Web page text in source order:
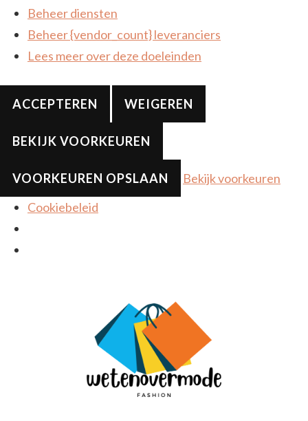
Beheer diensten
Beheer {vendor_count} leveranciers
Lees meer over deze doeleinden
ACCEPTEREN WEIGEREN
BEKIJK VOORKEUREN
VOORKEUREN OPSLAAN
Bekijk voorkeuren
Cookiebeleid